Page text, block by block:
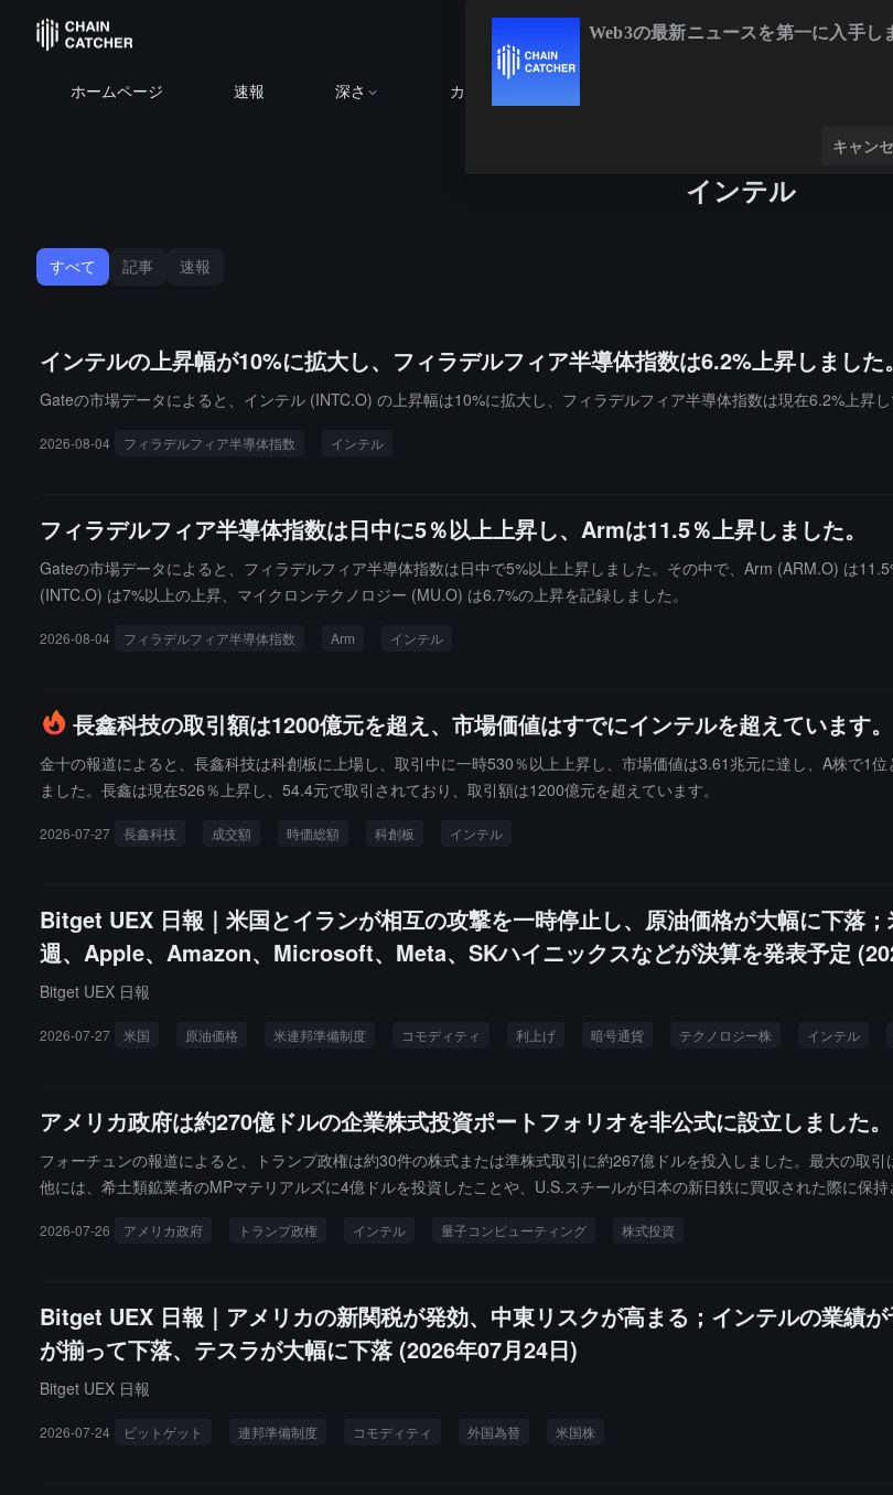
ホームページ 速報 深さ カレンダー
インテル
すべて 記事 速報
インテルの上昇幅が10%に拡大し、フィラデルフィア半導体指数は6.2%上昇しました。
Gateの市場データによると、インテル (INTC.O) の上昇幅は10%に拡大し、フィラデルフィア半導体指数は現在6.2%上昇し
2026-08-04 フィラデルフィア半導体指数 インテル
フィラデルフィア半導体指数は日中に5％以上上昇し、Armは11.5％上昇しました。
Gateの市場データによると、フィラデルフィア半導体指数は日中で5%以上上昇しました。その中で、Arm (ARM.O) は
(INTC.O) は7%以上の上昇、マイクロンテクノロジー (MU.O) は6.7%の上昇を記録しました。
2026-08-04 フィラデルフィア半導体指数 Arm インテル
長鑫科技の取引額は1200億元を超え、市場価値はすでにインテルを超えています。
金十の報道によると、長鑫科技は科創板に上場し、取引中に一時530％以上上昇し、市場価値は3.61兆元に達し、A株で1
ました。長鑫は現在526％上昇し、54.4元で取引されており、取引額は1200億元を超えています。
2026-07-27 長鑫科技 成交額 時価総額 科創板 インテル
Bitget UEX 日報｜米国とイランが相互の攻撃を一時停止し、原油価格が大幅に下落
週、Apple、Amazon、Microsoft、Meta、SKハイニックスなどが決算を発表予定
Bitget UEX 日報
2026-07-27 米国 原油価格 米連邦準備制度 コモディティ 利上げ 暗号通貨 テクノロジー株 インテル
アメリカ政府は約270億ドルの企業株式投資ポートフォリオを非公式に設立しました。
フォーチュンの報道によると、トランプ政権は約30件の株式または準株式取引に約267億ドルを投入しました。最大の取
他には、希土類鉱業者のMPマテリアルズに4億ドルを投資したことや、U.S.スチールが日本の新日鉄に買収された際に保
（2件）。DFCのみが明確な法定株式投資の権限を持っています（2018年に国会が海外開発プロジェクトのために設立）
2026-07-26 アメリカ政府 トランプ政権 インテル 量子コンピューティング 株式投資
Bitget UEX 日報｜アメリカの新関税が発効、中東リスクが高まる；インテルの業績
が揃って下落、テスラが大幅に下落 (2026年07月24日)
Bitget UEX 日報
2026-07-24 ビットゲット 連邦準備制度 コモディティ 外国為替 米国株
Web3の最新ニュースを第一に入手し
キャン